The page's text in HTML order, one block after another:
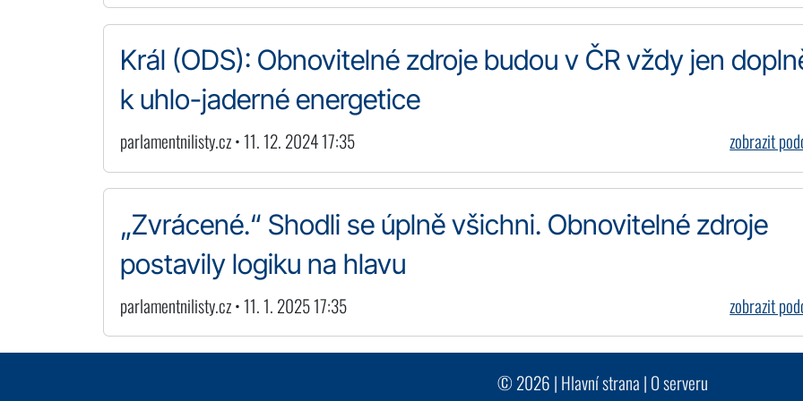
Král (ODS): Obnovitelné zdroje budou v ČR vždy jen
k uhlo-jaderné energetice
parlamentnilisty.cz • 11. 12. 2024 17:35 zobrazit
„Zvrácené.“ Shodli se úplně všichni. Obnovitelné zdroje
postavily logiku na hlavu
parlamentnilisty.cz • 11. 1. 2025 17:35 zobrazit
© 2026 | Hlavní strana | O serveru